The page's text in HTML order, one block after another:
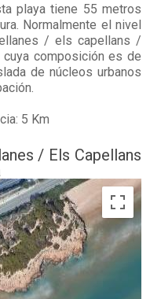
playa tiene 55 metros
Normalmente el nivel
/ els capellans /
cuya composición es de
de núcleos urbanos
5 Km
/ Els Capellans